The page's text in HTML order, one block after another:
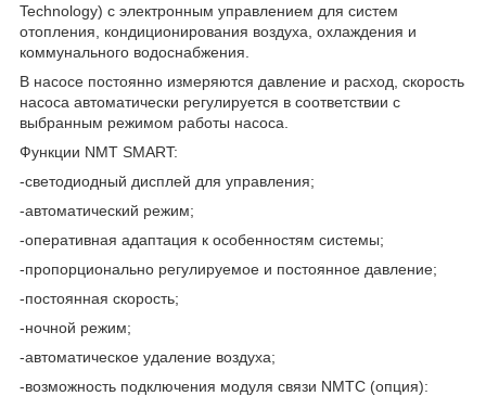
Technology) с электронным управлением для систем
отопления, кондиционирования воздуха, охлаждения и
коммунального водоснабжения.
В насосе постоянно измеряются давление и расход, скорость
насоса автоматически регулируется в соответствии с
выбранным режимом работы насоса.
Функции NMT SMART:
-светодиодный дисплей для управления;
-автоматический режим;
-оперативная адаптация к особенностям системы;
-пропорционально регулируемое и постоянное давление;
-постоянная скорость;
-ночной режим;
-автоматическое удаление воздуха;
-возможность подключения модуля связи NMTC (опция):